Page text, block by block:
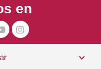
70 Gr. Applaws
en
